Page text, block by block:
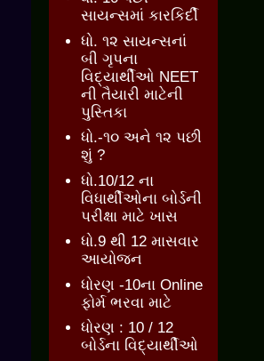
સાયન્સમાં કારકિર્દી
ધો. ૧૨ સાયન્સનાં
બી ગૃપના
વિદ્યાર્થીઓ NEET
ની તૈયારી માટેની
પુસ્તિકા
ધો.-૧૦ અને ૧૨ પછી
શું ?
ધો.10/12 ના
વિધાર્થીઓના બોર્ડની
પરીક્ષા માટે ખાસ
ધો.9 થી 12 માસવાર
આયોજન
ધોરણ -10ના Online
ફોર્મ ભરવા માટે
ધોરણ : 10 / 12
બોર્ડના વિદ્યાર્થીઓ